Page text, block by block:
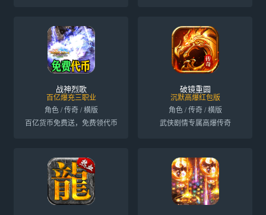
战神烈歌
百亿爆充三职业
角色 / 传奇 / 横版
百亿货币免费送，免费领代币
破镜重圆
沉默高爆红包版
角色 / 传奇 / 横版
武侠剧情专属高爆传奇